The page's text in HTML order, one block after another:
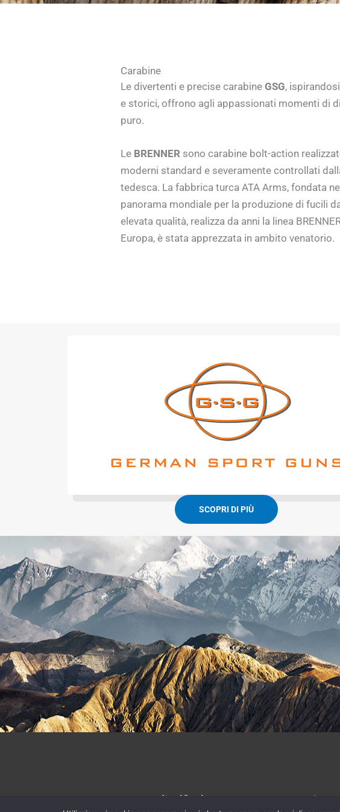
Carabine
Le divertenti e precise carabine GSG,
e storici, offrono agli appassionati momenti di
puro.
Le BRENNER sono carabine bolt-action
moderni standard e severamente controllati
tedesca. La fabbrica turca ATA Arms, fondata
panorama mondiale per la produzione di fucili
elevata qualità, realizza da anni la linea
Europa, è stata apprezzata in ambito venatorio.
SCOPRI DI PIÙ
Adinolfi Srl - REA MB-1204003 - P. iva